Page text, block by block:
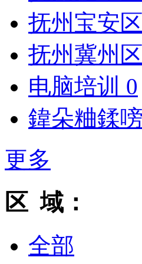
抚州宝安
抚州冀州
电脑培训 0
鍏朵粬鍒
更多
区 域：
全部